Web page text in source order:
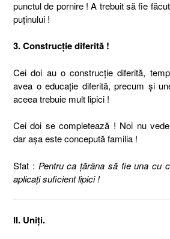
punctul de pornire ! A trebuit să fie
puţinului !
3. Construcţie diferită !
Cei doi au o construcţie diferită,
avea o educaţie diferită, precum şi
aceea trebuie mult lipici !
Cei doi se completează ! Noi nu
dar aşa este concepută familia !
Sfat : Pentru ca ţărâna să fie una cu
aplicaţi suficient lipici !
II. Uniţi.